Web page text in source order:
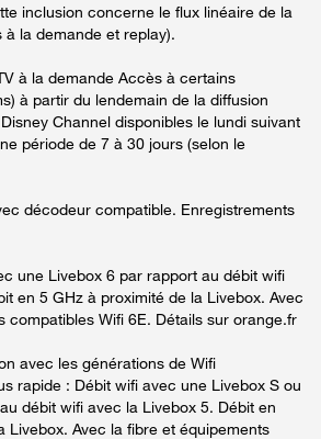
inclusion concerne le flux linéaire de la
la demande et replay).
à la demande Accès à certains
à partir du lendemain de la diffusion
Channel disponibles le lundi suivant
période de 7 à 30 jours (selon le
décodeur compatible. Enregistrements
une Livebox 6 par rapport au débit wifi
en 5 GHz à proximité de la Livebox. Avec
compatibles Wifi 6E. Détails sur orange.fr
avec les générations de Wifi
rapide : Débit wifi avec une Livebox S ou
débit wifi avec la Livebox 5. Débit en
Livebox. Avec la fibre et équipements